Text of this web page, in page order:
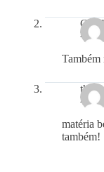
23 DE
Também
23 DE
matéria
também!